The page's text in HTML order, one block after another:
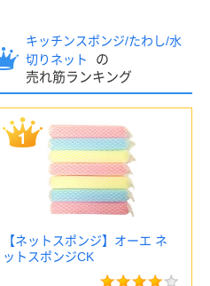
キッチンスポンジ/たわし/水
切りネット
の
売れ筋ランキング
【ネットスポンジ】オーエ ネ
ットスポンジCK